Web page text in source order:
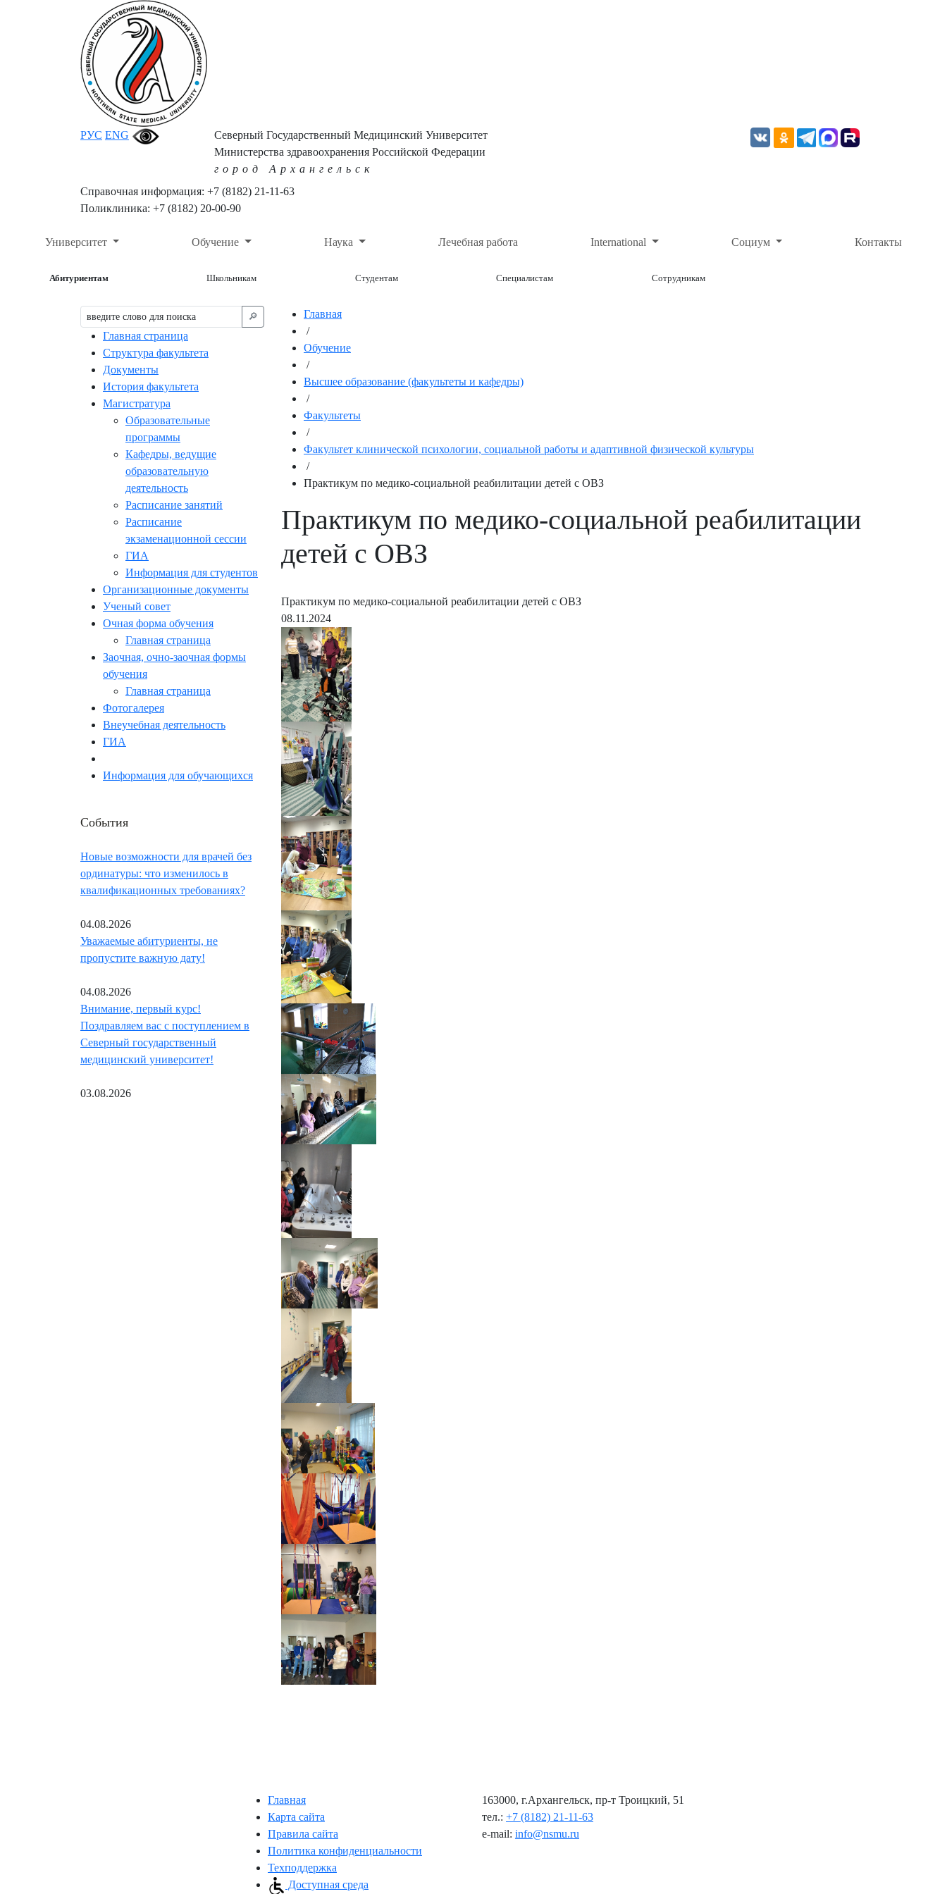
РУС ENG
Северный Государственный Медицинский Университет
Министерства здравоохранения Российской Федерации
город Архангельск
Справочная информация: +7 (8182) 21-11-63
Поликлиника: +7 (8182) 20-00-90
Университет Обучение Наука Лечебная работа International Социум Контакты
Абитуриентам Школьникам Студентам Специалистам Сотрудникам
🔎︎
Главная страница
Структура факультета
Документы
История факультета
Магистратура
Образовательные
программы
Кафедры, ведущие
образовательную
деятельность
Расписание занятий
Расписание
экзаменационной сессии
ГИА
Информация для студентов
Организационные документы
Ученый совет
Очная форма обучения
Главная страница
Заочная, очно-заочная формы
обучения
Главная страница
Фотогалерея
Внеучебная деятельность
ГИА
Информация для обучающихся
События
Новые возможности для врачей без
ординатуры: что изменилось в
квалификационных требованиях?
04.08.2026
Уважаемые абитуриенты, не
пропустите важную дату!
04.08.2026
Внимание, первый курс!
Поздравляем вас с поступлением в
Северный государственный
медицинский университет!
03.08.2026
Главная
/
Обучение
/
Высшее образование (факультеты и кафедры)
/
Факультеты
/
Факультет клинической психологии, социальной работы и адаптивной физической культуры
/
Практикум по медико-социальной реабилитации детей с ОВЗ
Практикум по медико-социальной реабилитации
детей с ОВЗ
Практикум по медико-социальной реабилитации детей с ОВЗ
08.11.2024
Главная
Карта сайта
Правила сайта
Политика конфиденциальности
Техподдержка
Доступная среда
163000, г.Архангельск, пр-т Троицкий, 51
тел.: +7 (8182) 21-11-63
e-mail: info@nsmu.ru